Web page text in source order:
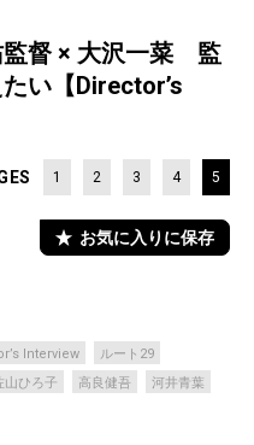
監督 × 大沢一菜 監
い【Director’s
1 2 3 4 5
お気に入りに保存
Interview
ルート29
山ひろ子 高良健吾
河井青葉